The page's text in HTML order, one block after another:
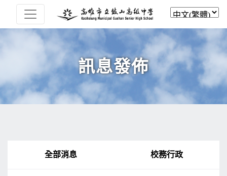
訊息發佈
全部消息 校務行政